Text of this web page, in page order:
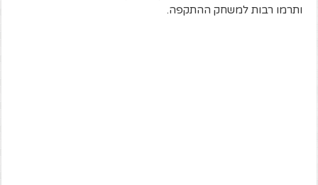
ותרמו רבות למשחק ההתקפה.